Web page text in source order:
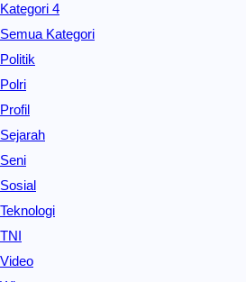
Kategori 4
Semua Kategori
Politik
Polri
Profil
Sejarah
Seni
Sosial
Teknologi
TNI
Video